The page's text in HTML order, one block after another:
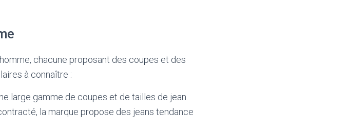
chacune proposant des coupes et des
à connaître :
large gamme de coupes et de tailles de jean.
la marque propose des jeans tendance